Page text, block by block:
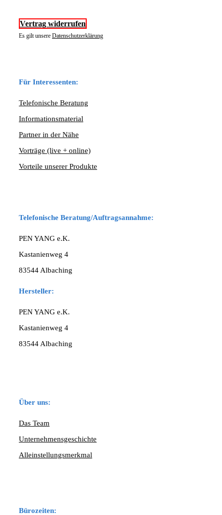
Vertrag widerrufen
Es gilt unsere Datenschutzerklärung
Für Interessenten:
Telefonische Beratung
Informationsmaterial
Partner in der Nähe
Vorträge (live + online)
Vorteile unserer Produkte
Über uns:
Das Team
Unternehmensgeschichte
Alleinstellungsmerkmal
Telefonische Beratung/Auftragsannahme:
PEN YANG e.K.
Kastanienweg 4
83544 Albaching
Hersteller:
PEN YANG e.K.
Kastanienweg 4
83544 Albaching
Bürozeiten: